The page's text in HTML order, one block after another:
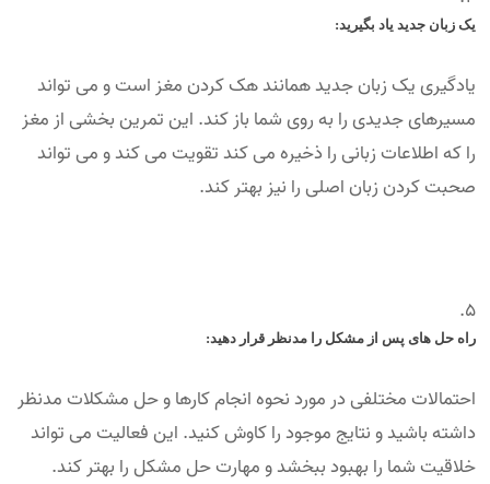
یک زبان جدید یاد بگیرید:
یادگیری یک زبان جدید همانند هک کردن مغز است و می تواند
مسیرهای جدیدی را به روی شما باز کند. این تمرین بخشی از مغز
را که اطلاعات زبانی را ذخیره می کند تقویت می کند و می تواند
صحبت کردن زبان اصلی را نیز بهتر کند.
راه حل های پس از مشکل را مدنظر قرار دهید:
احتمالات مختلفی در مورد نحوه انجام کارها و حل مشکلات مدنظر
داشته باشید و نتایج موجود را کاوش کنید. این فعالیت می تواند
خلاقیت شما را بهبود ببخشد و مهارت حل مشکل را بهتر کند.